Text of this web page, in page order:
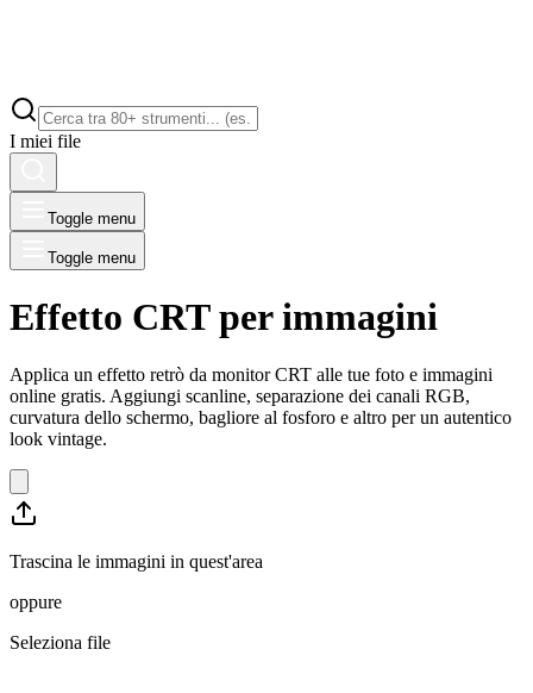
I miei file
Toggle menu
Toggle menu
Effetto CRT per immagini
Applica un effetto retrò da monitor CRT alle tue foto e immagini
online gratis. Aggiungi scanline, separazione dei canali RGB,
curvatura dello schermo, bagliore al fosforo e altro per un autentico
look vintage.
Trascina le immagini in quest'area
oppure
Seleziona file